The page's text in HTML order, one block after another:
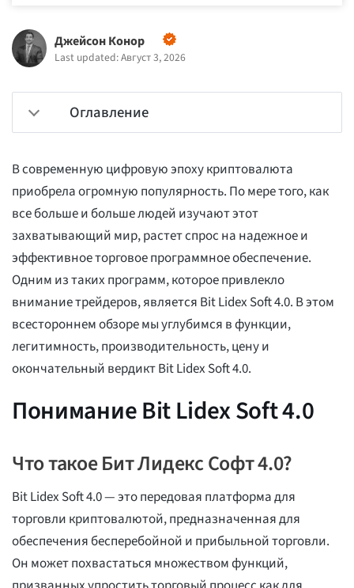
Джейсон Конор
Last updated: Август 3, 2026
Оглавление
В современную цифровую эпоху криптовалюта
приобрела огромную популярность. По мере того, как
все больше и больше людей изучают этот
захватывающий мир, растет спрос на надежное и
эффективное торговое программное обеспечение.
Одним из таких программ, которое привлекло
внимание трейдеров, является Bit Lidex Soft 4.0. В этом
всестороннем обзоре мы углубимся в функции,
легитимность, производительность, цену и
окончательный вердикт Bit Lidex Soft 4.0.
Понимание Bit Lidex Soft 4.0
Что такое Бит Лидекс Софт 4.0?
Bit Lidex Soft 4.0 — это передовая платформа для
торговли криптовалютой, предназначенная для
обеспечения бесперебойной и прибыльной торговли.
Он может похвастаться множеством функций,